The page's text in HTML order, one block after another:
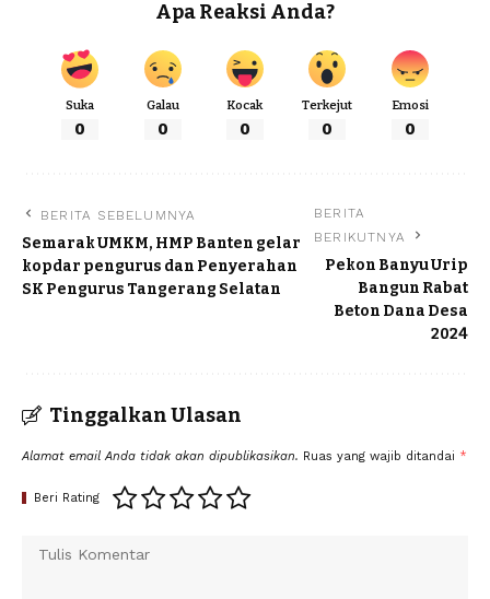
Apa Reaksi Anda?
Suka
0
Galau
0
Kocak
0
Terkejut
0
Emosi
0
BERITA SEBELUMNYA
Semarak UMKM, HMP Banten gelar
kopdar pengurus dan Penyerahan
SK Pengurus Tangerang Selatan
BERITA
BERIKUTNYA
Pekon Banyu Urip
Bangun Rabat
Beton Dana Desa
2024
Tinggalkan Ulasan
Alamat email Anda tidak akan dipublikasikan. Ruas yang wajib ditandai *
Beri Rating